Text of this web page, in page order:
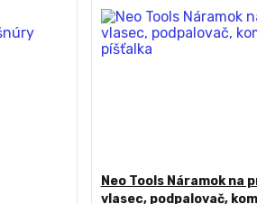
Neo Tools Náramok na
vlasec, podpalovač,